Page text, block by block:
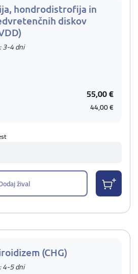
hondrodistrofija in
diskov
3-4 dni
55,00 €
44,00 €
žival
(CHG)
4-5 dni